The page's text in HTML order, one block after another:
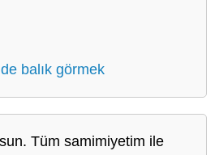
balık görmek
Tüm samimiyetim ile